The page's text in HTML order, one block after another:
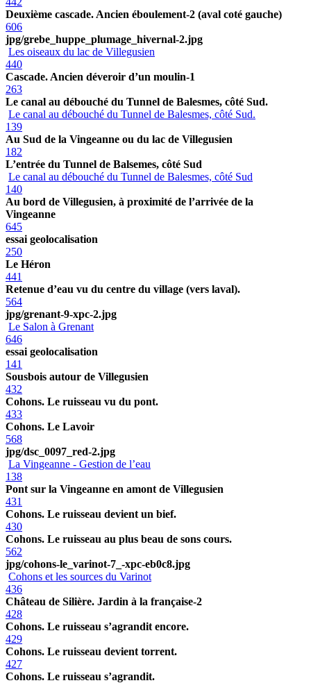
Deuxième cascade. Ancien éboulement-2 (aval coté gauche)
606
jpg/grebe_huppe_plumage_hivernal-2.jpg
Les oiseaux du lac de Villegusien
440
Cascade. Ancien déveroir d’un moulin-1
263
Le canal au débouché du Tunnel de Balesmes, côté Sud.
Le canal au débouché du Tunnel de Balesmes, côté Sud.
139
Au Sud de la Vingeanne ou du lac de Villegusien
182
L’entrée du Tunnel de Balsemes, côté Sud
Le canal au débouché du Tunnel de Balesmes, côté Sud
140
Au bord de Villegusien, à proximité de l’arrivée de la
Vingeanne
645
essai geolocalisation
250
Le Héron
441
Retenue d’eau vu du centre du village (vers laval).
564
jpg/grenant-9-xpc-2.jpg
Le Salon à Grenant
646
essai geolocalisation
141
Sousbois autour de Villegusien
432
Cohons. Le ruisseau vu du pont.
433
Cohons. Le Lavoir
568
jpg/dsc_0097_red-2.jpg
La Vingeanne - Gestion de l’eau
138
Pont sur la Vingeanne en amont de Villegusien
431
Cohons. Le ruisseau devient un bief.
430
Cohons. Le ruisseau au plus beau de sons cours.
562
jpg/cohons-le_varinot-7_-xpc-eb0c8.jpg
Cohons et les sources du Varinot
436
Château de Silière. Jardin à la française-2
428
Cohons. Le ruisseau s’agrandit encore.
429
Cohons. Le ruisseau devient torrent.
427
Cohons. Le ruisseau s’agrandit.